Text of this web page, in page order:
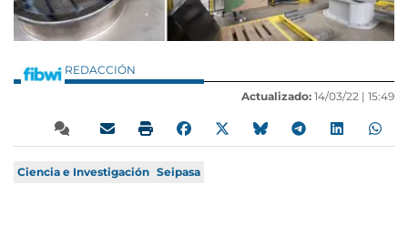
REDACCIÓN
Actualizado: 14/03/22 | 15:49
Ciencia e Investigación Seipasa